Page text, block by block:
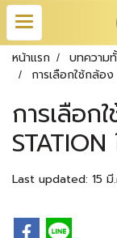
หน้าแรก บทความ
การเลือกใช้กล้อ
การเลือก
Last updated: 15 มี